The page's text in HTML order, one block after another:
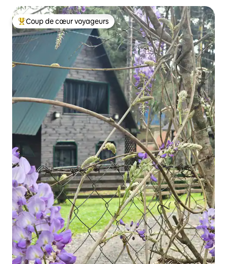
Coups de cœur voyageurs les plus appréciés
Coup de cœur voyageurs